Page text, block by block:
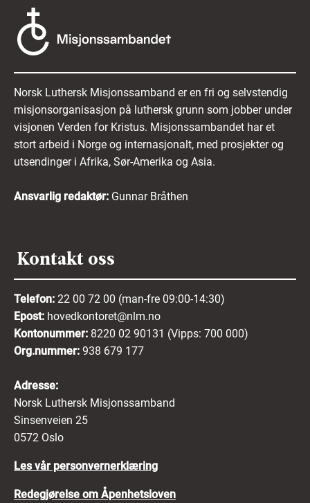
Norsk Luthersk Misjonssamband er en fri og selvstendig
misjonsorganisasjon på luthersk grunn som jobber under
visjonen Verden for Kristus. Misjonssambandet har et
stort arbeid i Norge og internasjonalt, med prosjekter og
utsendinger i Afrika, Sør-Amerika og Asia.
Ansvarlig redaktør: Gunnar Bråthen
Kontakt oss
Telefon: 22 00 72 00 (man-fre 09:00-14:30)
Epost: hovedkontoret@nlm.no
Kontonummer: 8220 02 90131 (Vipps: 700 000)
Org.nummer: 938 679 177
Adresse:
Norsk Luthersk Misjonssamband
Sinsenveien 25
0572 Oslo
Les vår personvernerklæring
Redegjørelse om Åpenhetsloven